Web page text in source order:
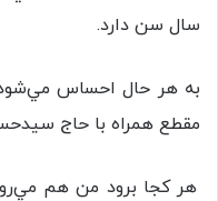
سال سن دارد.
به هر حال احساس مي‌شود
مقطع همراه با حاج
هر كجا برود من هم